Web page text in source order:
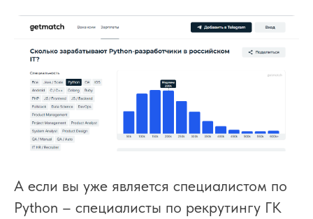
А если вы уже является специалистом по
Python – специалисты по рекрутингу ГК